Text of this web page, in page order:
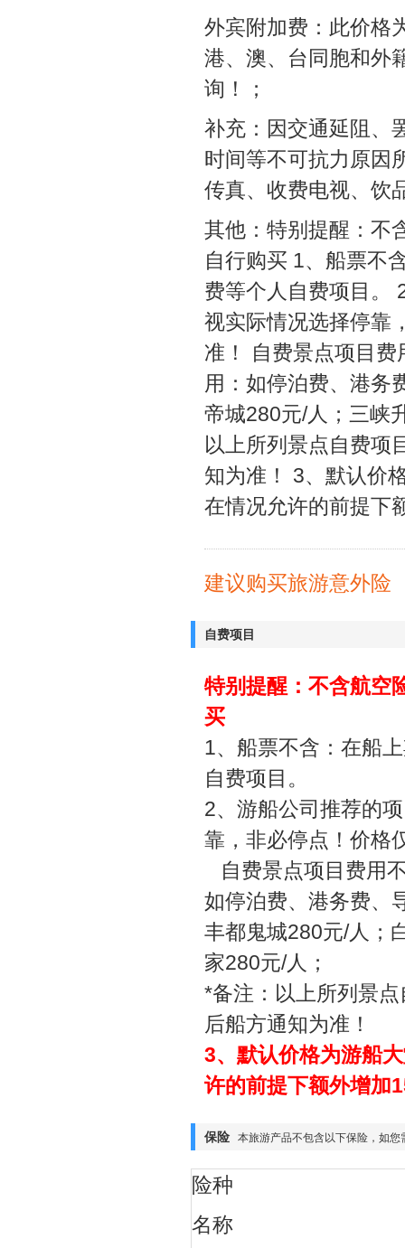
外宾附加费：此价格
港、澳、台同胞和外
询！；
补充：因交通延阻、
时间等不可抗力原因
传真、收费电视、饮
其他：特别提醒：不
自行购买 1、船票不
费等个人自费项目。
视实际情况选择停靠
准！ 自费景点项目
用：如停泊费、港务
帝城280元/人；三峡
以上所列景点自费项
知为准！ 3、默认价
在情况允许的前提下
建议购买旅游意外险
自费项目
特别提醒：不含航空
买
1、船票不含：在船
自费项目。
2、游船公司推荐的
靠，非必停点！价格
自费景点项目费用
如停泊费、港务费、
丰都鬼城280元/人；
家280元/人；
*备注：以上所列景
后船方通知为准！
3、默认价格为游船
许的前提下额外增加
保险 本旅游产品不包含以下保险，如
险种
名称